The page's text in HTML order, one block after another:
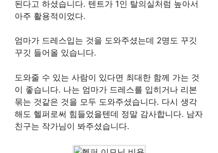
된다고 하셨습니다. 텐트가 1인 탈의실처럼 높아서
아주 활용적이었다.
엄마가 드레스입는 것을 도와주셨는데 2명도 꾸깃
꾸깃 들어올 있습니다.
도와줄 수 있는 사람이 있다면 최대한 함께 가는 것
이 좋습니다. 나는 엄마가 드레스를 입히거나 리본
묶는 것같은 것을 모두 도와주셨습니다. 다시 생각
해도 헬퍼로써 힘들었을텐데 정말 감사합니다. 남자
친구는 작가님이 봐주셨습니다.